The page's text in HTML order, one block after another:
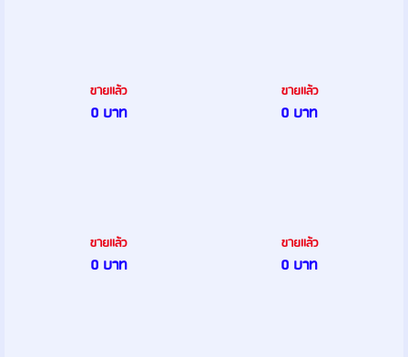
ขายเเล้ว
0 บาท
ขายเเล้ว
0 บาท
ขายเเล้ว
0 บาท
ขายเเล้ว
0 บาท